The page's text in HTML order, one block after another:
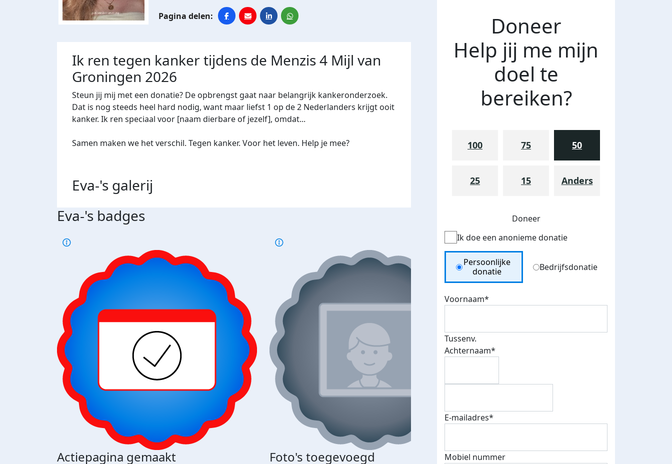
Ik ren tegen kanker tijdens de Menzis 4 Mijl van
Groningen 2026
Steun jij mij met een donatie? De opbrengst gaat naar belangrijk kankeronderzoek.
Dat is nog steeds heel hard nodig, want maar liefst 1 op de 2 Nederlanders krijgt ooit
kanker. Ik ren speciaal voor [naam dierbare of jezelf], omdat...
Samen maken we het verschil. Tegen kanker. Voor het leven. Help je mee?
Eva-'s galerij
Eva-'s badges
Actiepagina gemaakt Foto's toegevoegd E-mails verstuurd
je je speciale KWF t-shirt!
Doneer
Help jij me mijn
doel te
bereiken?
100 75 50
25 15 Anders
Doneer
Ik doe een anonieme donatie
Donation Type
Persoonlijke
donatie
Bedrijfsdonatie
Voornaam*
Tussenv.
Achternaam*
E-mailadres*
Mobiel nummer